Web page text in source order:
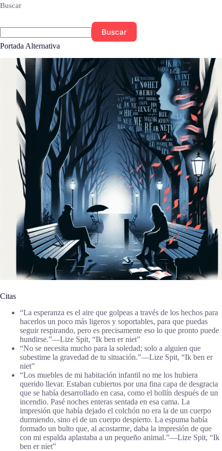
Buscar
Buscar
Portada Alternativa
Citas
“La esperanza es el aire que golpeas a través de los hechos para
hacerlos un poco más ligeros y soportables, para que puedas
seguir respirando, pero es precisamente eso lo que pronto puede
hundirse.”―Lize Spit, “Ik ben er niet”
“No se necesita mucho para la soledad; solo a alguien que
subestime la gravedad de tu situación.”―Lize Spit, “Ik ben er
niet”
“Los muebles de mi habitación infantil no me los hubiera
querido llevar. Estaban cubiertos por una fina capa de desgracia
que se había desarrollado en casa, como el hollín después de un
incendio. Pasé noches enteras sentada en esa cama. La
impresión que había dejado el colchón no era la de un cuerpo
durmiendo, sino el de un cuerpo despierto. La espuma había
formado un bulto que, al acostarme, daba la impresión de que
con mi espalda aplastaba a un pequeño animal.”―Lize Spit, “Ik
ben er niet”